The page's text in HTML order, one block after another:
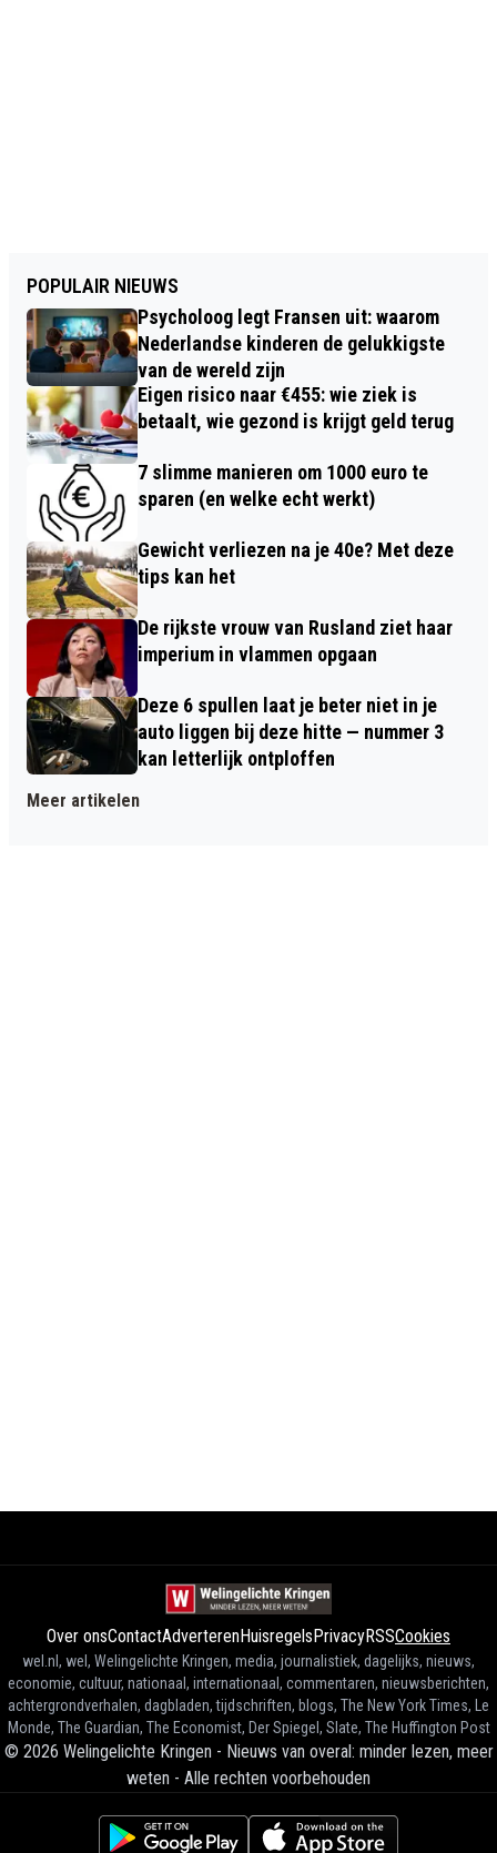
POPULAIR NIEUWS
Psycholoog legt Fransen uit: waarom
Nederlandse kinderen de gelukkigste
van de wereld zijn
Eigen risico naar €455: wie ziek is
betaalt, wie gezond is krijgt geld terug
7 slimme manieren om 1000 euro te
sparen (en welke echt werkt)
Gewicht verliezen na je 40e? Met deze
tips kan het
De rijkste vrouw van Rusland ziet haar
imperium in vlammen opgaan
Deze 6 spullen laat je beter niet in je
auto liggen bij deze hitte — nummer 3
kan letterlijk ontploffen
Meer artikelen
Over onsContactAdverterenHuisregels PrivacyRSSCookies
wel.nl, wel, Welingelichte Kringen, media, journalistiek, dagelijks, nieuws,
economie, cultuur, nationaal, internationaal, commentaren, nieuwsberichten,
achtergrondverhalen, dagbladen, tijdschriften, blogs, The New York Times, Le
Monde, The Guardian, The Economist, Der Spiegel, Slate, The Huffington Post
© 2026 Welingelichte Kringen - Nieuws van overal: minder lezen, meer
weten - Alle rechten voorbehouden